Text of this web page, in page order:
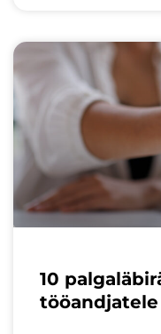
10
tööandjatele